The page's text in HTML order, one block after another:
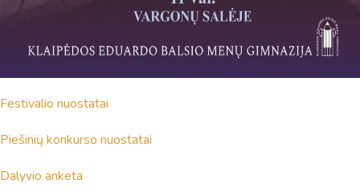
Festivalio nuostatai
Piešinių konkurso nuostatai
Dalyvio anketa